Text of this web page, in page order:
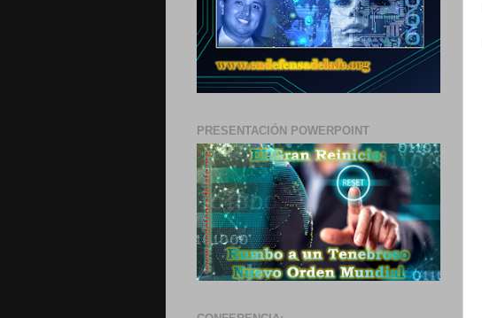
PRESENTACIÓN POWERPOINT